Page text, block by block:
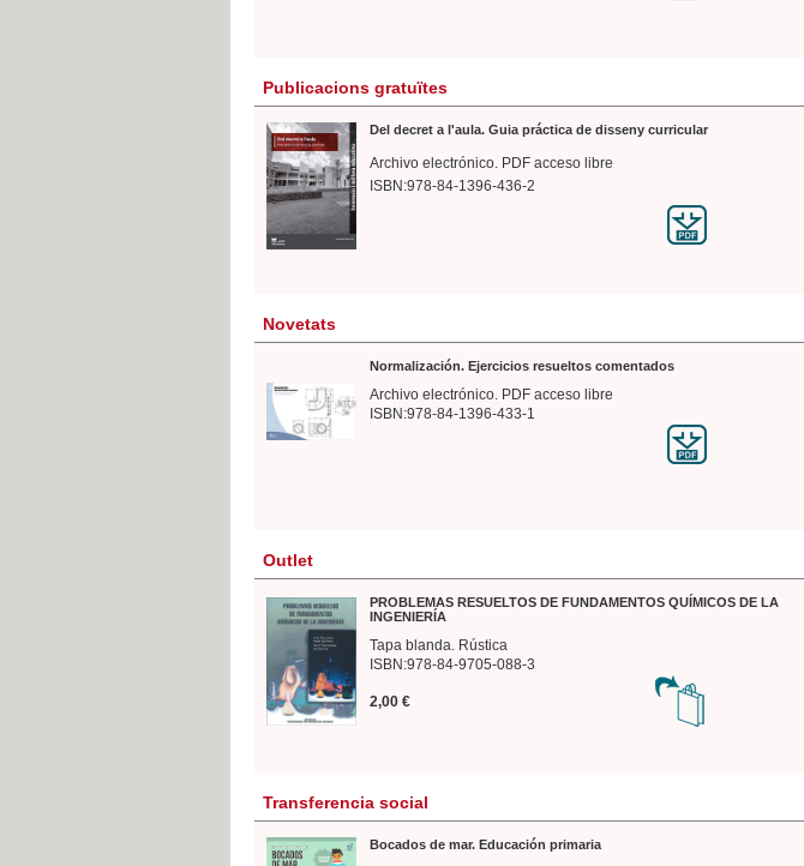
Publicacions gratuïtes
Del decret a l'aula. Guia práctica de disseny curricular
Archivo electrónico. PDF acceso libre
ISBN:978-84-1396-436-2
Novetats
Normalización. Ejercicios resueltos comentados
Archivo electrónico. PDF acceso libre
ISBN:978-84-1396-433-1
Outlet
PROBLEMAS RESUELTOS DE FUNDAMENTOS QUÍMICOS DE LA
INGENIERÍA
Tapa blanda. Rústica
ISBN:978-84-9705-088-3
2,00 €
Transferencia social
Bocados de mar. Educación primaria